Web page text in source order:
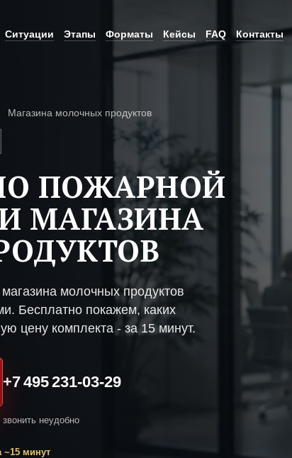
Ситуации Этапы Форматы Кейсы FAQ Контакты
Магазина молочных продуктов
ПОЖАРНОЙ
МАГАЗИНА
молочных продуктов
Бесплатно покажем, каких
цену комплекта - за 15 минут.
+7 495 231-03-29
неудобно
~15 минут